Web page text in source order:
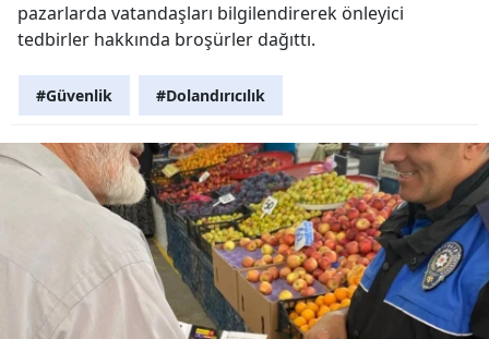
pazarlarda vatandaşları bilgilendirerek önleyici
tedbirler hakkında broşürler dağıttı.
#Güvenlik #Dolandırıcılık